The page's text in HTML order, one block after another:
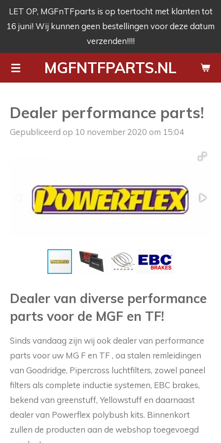
Ga
direct
de
hoofdinhoudMGFNTFPARTS.NL
LET OP, MGFnTFparts is op toertocht met klanten tot
16 juni! Wij kunnen geen bestellingen voor deze datum
verzenden!!!!
Dealer performance parts!
Gepubliceerd op 10 november 2020 om 15:04
Dealer van diverse performance
parts voor de MGF en TF!
Sinds vandaag zijn wij ook dealer van performance
parts voor uw MG F en TF , oa stalen remleidingen
van Goodridge, Pipercross luchtfilters, zowel paneel
filters als complete inductie systemen, EBC brakes,
bekend van greenstuff, Yellowstuff en daarnaast
dealer van Powerflex polybush kits. Binnenkort
zullen de producten aan de webshop toegevoegd